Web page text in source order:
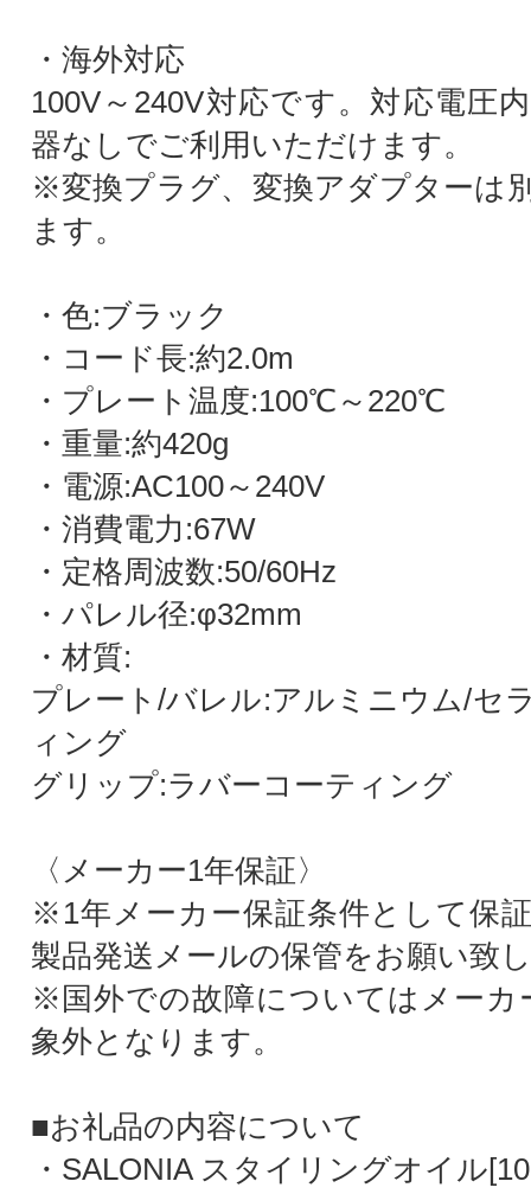
・海外対応
100V～240V対応です。対応電圧
器なしでご利用いただけます。
※変換プラグ、変換アダプターは
ます。
・色:ブラック
・コード長:約2.0m
・プレート温度:100℃～220℃
・重量:約420g
・電源:AC100～240V
・消費電力:67W
・定格周波数:50/60Hz
・パレル径:φ32mm
・材質:
プレート/バレル:アルミニウム/セ
ィング
グリップ:ラバーコーティング
〈メーカー1年保証〉
※1年メーカー保証条件として保
製品発送メールの保管をお願い致
※国外での故障についてはメーカ
象外となります。
■お礼品の内容について
・SALONIA スタイリングオイル